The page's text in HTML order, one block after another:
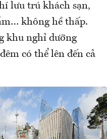
lưu trú khách sạn,
không hề thấp.
khu nghỉ dưỡng
có thể lên đến cả